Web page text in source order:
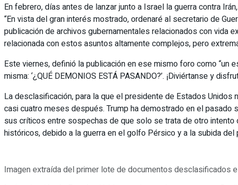
En febrero, días antes de lanzar junto a Israel la guerra contra
“En vista del gran interés mostrado, ordenaré al secretario de
publicación de archivos gubernamentales relacionados con
relacionada con estos asuntos altamente complejos, pero
Este viernes, definió la publicación en ese mismo foro como “un
misma: ‘¿QUÉ DEMONIOS ESTÁ PASANDO?’. ¡Diviértanse y
La desclasificación, para la que el presidente de Estados
casi cuatro meses después. Trump ha demostrado en el
sus críticos entre sospechas de que solo se trata de otro
históricos, debido a la guerra en el golfo Pérsico y a la subida del
Imagen extraída del primer lote de documentos desclasificados